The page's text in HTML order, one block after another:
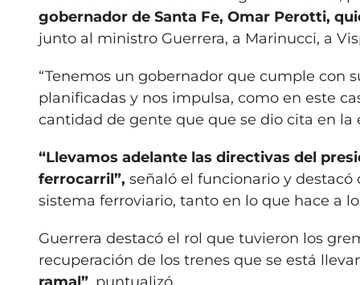
gobernador de Santa Fe, Omar Perotti,
junto al ministro Guerrera, a Marinucci, a
“Tenemos un gobernador que cumple con
planificadas y nos impulsa, como en este
cantidad de gente que que se dio cita en la
“Llevamos adelante las directivas del
ferrocarril”, señaló el funcionario y destacó
sistema ferroviario, tanto en lo que hace a
Guerrera destacó el rol que tuvieron los
recuperación de los trenes que se está